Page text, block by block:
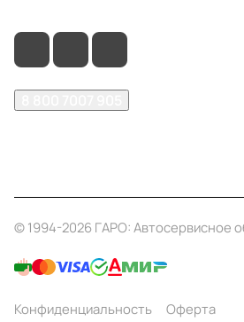
© 1994-2026 ГАРО: Автосервисное
Конфиденциальность Оферта